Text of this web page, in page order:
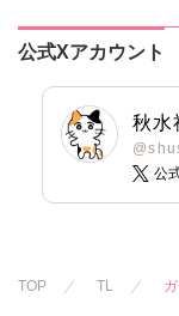
公式Xアカウント
秋水
公
TOP TL